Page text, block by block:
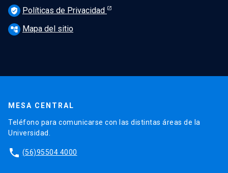
verified_user Políticas de Privacidad
account_tree Mapa del sitio
MESA CENTRAL
Teléfono para comunicarse con las distintas áreas de la
Universidad.
phone (56)95504 4000